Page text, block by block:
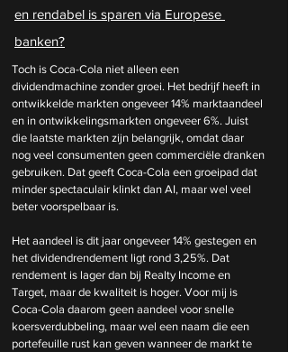
en rendabel is sparen via Europese
banken?
Toch is Coca-Cola niet alleen een
dividendmachine zonder groei. Het bedrijf heeft in
ontwikkelde markten ongeveer 14% marktaandeel
en in ontwikkelingsmarkten ongeveer 6%. Juist
die laatste markten zijn belangrijk, omdat daar
nog veel consumenten geen commerciële dranken
gebruiken. Dat geeft Coca-Cola een groeipad dat
minder spectaculair klinkt dan AI, maar wel veel
beter voorspelbaar is.
Het aandeel is dit jaar ongeveer 14% gestegen en
het dividendrendement ligt rond 3,25%. Dat
rendement is lager dan bij Realty Income en
Target, maar de kwaliteit is hoger. Voor mij is
Coca-Cola daarom geen aandeel voor snelle
koersverdubbeling, maar wel een naam die een
portefeuille rust kan geven wanneer de markt te